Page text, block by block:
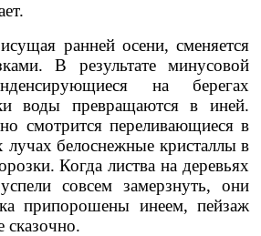
ранней осени, сменяется
В результате минусовой
на берегах
воды превращаются в иней.
смотрится переливающиеся в
белоснежные кристаллы в
Когда листва на деревьях
совсем замерзнуть, они
припорошены инеем, пейзаж
сказочно.